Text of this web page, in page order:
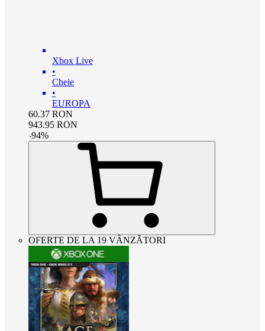
Xbox Live
•
Cheie
•
EUROPA
60.37 RON
943.95 RON
-94%
OFERTE DE LA 19 VÂNZĂTORI